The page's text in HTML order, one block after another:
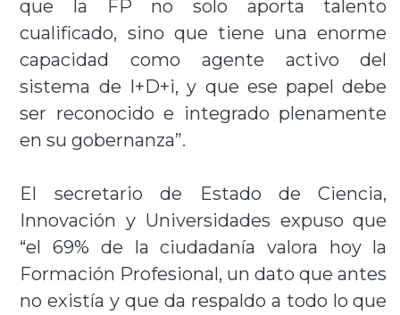
que la FP no solo aporta talento
cualificado, sino que tiene una enorme
capacidad como agente activo del
sistema de I+D+i, y que ese papel debe
ser reconocido e integrado plenamente
en su gobernanza”.
El secretario de Estado de Ciencia,
Innovación y Universidades expuso que
“el 69% de la ciudadanía valora hoy la
Formación Profesional, un dato que antes
no existía y que da respaldo a todo lo que